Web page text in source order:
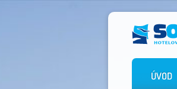
ÚVOD